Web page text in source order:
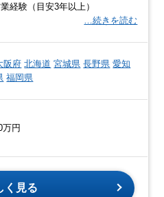
経験（目安3年以上）
…続きを読む
阪府 北海道 宮城県 長野県 愛知
福岡県
万円
く見る